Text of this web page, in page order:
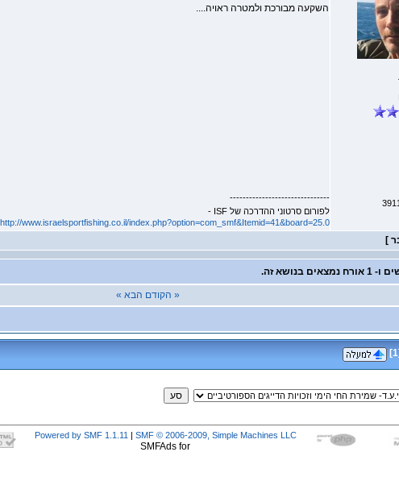
השקעה מבורכת ולמטרה ראויה....
-------------------------------
לפורום סרטוני ההדרכה של ISF -
http://www.israelsportfishing.co.il/index.php?option=com_smf&Itemid=41&board=25.0
« הקודם הבא »
1
]
Powered by SMF 1.1.11 | SMF © 2006-2009, Simple Machines LLC
SMFAds for